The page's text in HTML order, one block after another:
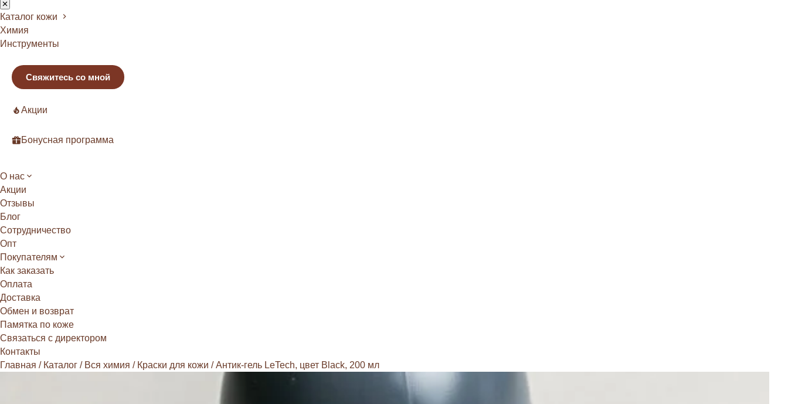
Каталог кожи
Химия
Инструменты
Свяжитесь со мной
Акции
Бонусная программа
О нас
Акции
Отзывы
Блог
Сотрудничество
Опт
Покупателям
Как заказать
Оплата
Доставка
Обмен и возврат
Памятка по коже
Связаться с директором
Контакты
Главная / Каталог / Вся химия / Краски для кожи /Антик-гель LeTech, цвет Black, 200 мл